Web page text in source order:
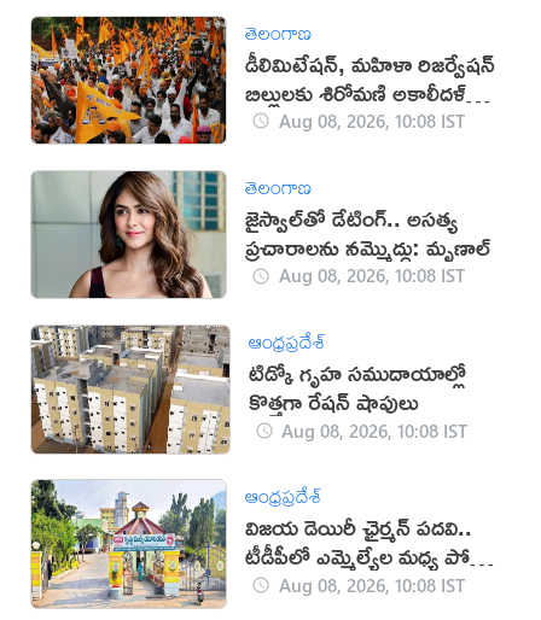
తెలంగాణ
డీలిమిటేషన్, మహిళా రిజర్వేషన్
బిల్లులకు శిరోమణి అకాలీదళ్
మద్దతుAug 08, 2026, 10:08 IST
తెలంగాణ
జైస్వాల్‌తో డేటింగ్.. అసత్య
ప్రచారాలను నమ్మొద్దు: మృణాల్
Aug 08, 2026, 10:08 IST
ఆంధ్రప్రదేశ్
టిడ్కో గృహ సముదాయాల్లో
కొత్తగా రేషన్ షాపులు
Aug 08, 2026, 10:08 IST
ఆంధ్రప్రదేశ్
విజయ డెయిరీ ఛైర్మన్ పదవి..
టీడీపీలో ఎమ్మెల్యేల మధ్య పోటీ
రచ్చ Aug 08, 2026, 10:08 IST